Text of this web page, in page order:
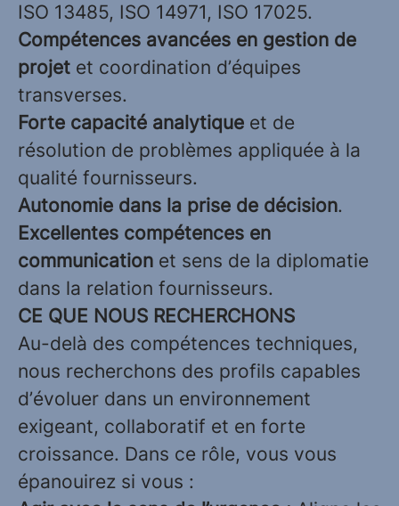
ISO 13485, ISO 14971, ISO 17025.
Compétences avancées en gestion de
projet et coordination d’équipes
transverses.
Forte capacité analytique et de
résolution de problèmes appliquée à la
qualité fournisseurs.
Autonomie dans la prise de décision.
Excellentes compétences en
communication et sens de la diplomatie
dans la relation fournisseurs.
CE QUE NOUS RECHERCHONS
Au-delà des compétences techniques,
nous recherchons des profils capables
d’évoluer dans un environnement
exigeant, collaboratif et en forte
croissance. Dans ce rôle, vous vous
épanouirez si vous :